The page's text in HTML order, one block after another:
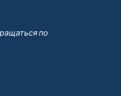
по